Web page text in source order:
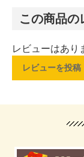
この商品の
レビューはあり
レビューを投稿